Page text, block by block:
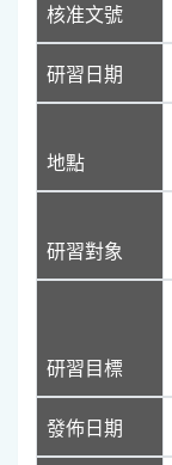
核准文號
研習日期
地點
研習對象
研習目標
發佈日期